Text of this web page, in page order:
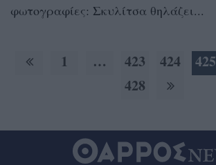
φωτογραφίες: Σκυλίτσα θηλάζει...
1 … 423 424 425
428